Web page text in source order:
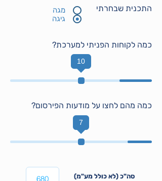
מגה
גיגה
התכנית שבחרתי
כמה לקוחות הפניתי למערכת?
10
כמה מהם לחצו על מודעות הפירסום?
7
סה"כ (לא כולל מע"מ)